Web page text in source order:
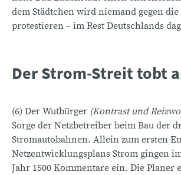
dem Städtchen wird niemand gegen
protestieren – im Rest Deutschlands
Der Strom-Streit tobt
(6) Der Wutbürger (Kontrast und
Sorge der Netzbetreiber beim Bau der
Stromautobahnen. Allein zum ersten
Netzentwicklungsplans Strom gingen
Jahr 1500 Kommentare ein. Die Planer